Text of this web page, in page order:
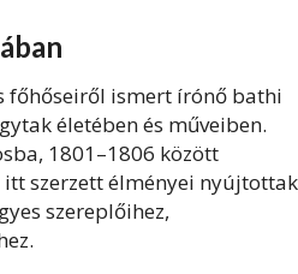
főhőseiről ismert írónő bathi
életében és műveiben.
1801–1806 között
szerzett élményei nyújtottak
szereplőihez,